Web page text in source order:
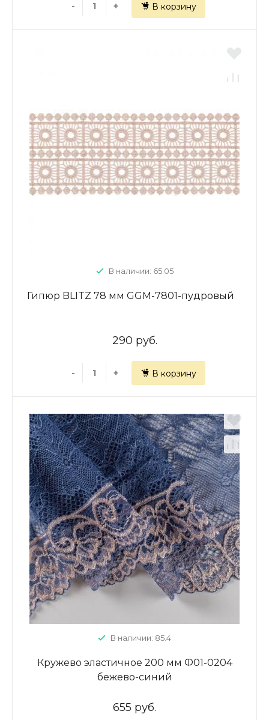
- + В корзину
В наличии: 65.05
Гипюр BLITZ 78 мм GGM-7801-пудровый
290 руб.
- + В корзину
В наличии: 85.4
Кружево эластичное 200 мм Ф01-0204
бежево-синий
655 руб.